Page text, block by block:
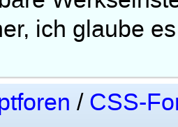
ich glaube
/ CSS-